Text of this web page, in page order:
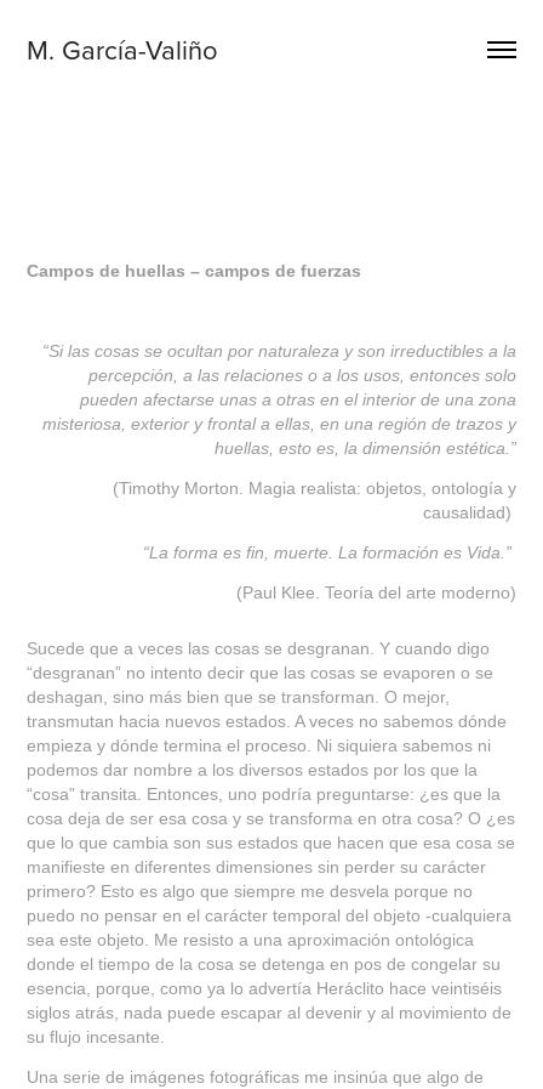
M. García-Valiño
Campos de huellas – campos de fuerzas
“Si las cosas se ocultan por naturaleza y son irreductibles a la
percepción, a las relaciones o a los usos, entonces solo
pueden afectarse unas a otras en el interior de una zona
misteriosa, exterior y frontal a ellas, en una región de trazos y
huellas, esto es, la dimensión estética.”
(Timothy Morton. Magia realista: objetos, ontología y
causalidad)
“La forma es fin, muerte. La formación es Vida.”
(Paul Klee. Teoría del arte moderno)
Sucede que a veces las cosas se desgranan. Y cuando digo
“desgranan” no intento decir que las cosas se evaporen o se
deshagan, sino más bien que se transforman. O mejor,
transmutan hacia nuevos estados. A veces no sabemos dónde
empieza y dónde termina el proceso. Ni siquiera sabemos ni
podemos dar nombre a los diversos estados por los que la
“cosa” transita. Entonces, uno podría preguntarse: ¿es que la
cosa deja de ser esa cosa y se transforma en otra cosa? O ¿es
que lo que cambia son sus estados que hacen que esa cosa se
manifieste en diferentes dimensiones sin perder su carácter
primero? Esto es algo que siempre me desvela porque no
puedo no pensar en el carácter temporal del objeto -cualquiera
sea este objeto. Me resisto a una aproximación ontológica
donde el tiempo de la cosa se detenga en pos de congelar su
esencia, porque, como ya lo advertía Heráclito hace veintiséis
siglos atrás, nada puede escapar al devenir y al movimiento de
su flujo incesante.
Una serie de imágenes fotográficas me insinúa que algo de